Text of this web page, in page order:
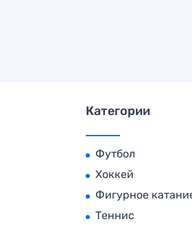
Категории
Футбол
Хоккей
Фигурное
Теннис